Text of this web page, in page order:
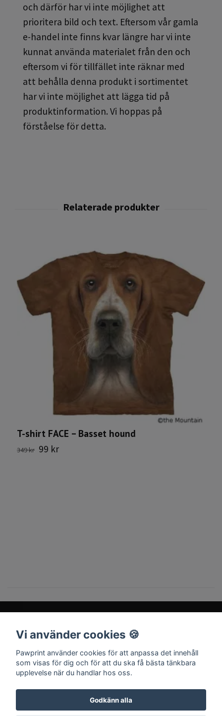
och därför har vi inte möjlighet att
prioritera bild och text. Eftersom vår gamla
e-handel inte finns kvar längre har vi inte
kunnat använda materialet från den och
eftersom vi för tillfället inte räknar med
att behålla denna produkt i sortimentet
har vi inte möjlighet att lägga tid på
produktinformation. Vi hoppas på
förståelse för detta.
T-shirt FACE – Basset hound
349 kr 99 kr
Sociala medier
Vi använder cookies 🍪
Pawprint använder cookies för att anpassa det innehåll
som visas för dig och för att du ska få bästa tänkbara
upplevelse när du handlar hos oss.
Godkänn alla